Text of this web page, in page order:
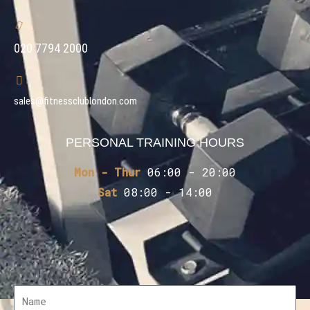
020 7794 2000
sales@fitnessclublondon.com
PERSONAL TRAINING HOURS
Mon - Thur 06:00 - 20:00
Sat 08:00 - 14:00